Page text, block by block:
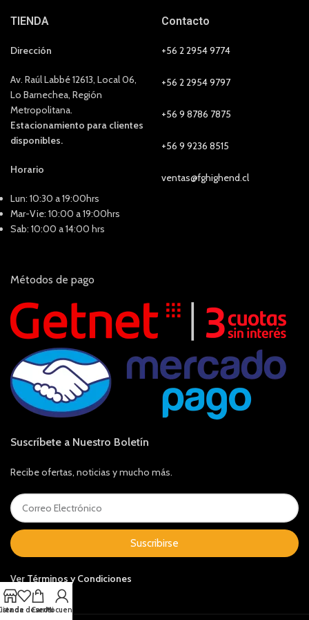
TIENDA
Dirección
Av. Raúl Labbé 12613, Local 06,
Lo Barnechea, Región
Metropolitana.
Estacionamiento para clientes
disponibles.
Horario
Lun: 10:30 a 19:00hrs
Mar-Vie: 10:00 a 19:00hrs
Sab: 10:00 a 14:00 hrs
Contacto
+56 2 2954 9774
+56 2 2954 9797
+56 9 8786 7875
+56 9 9236 8515
ventas@fghighend.cl
Métodos de pago
Suscríbete a Nuestro Boletín
Recibe ofertas, noticias y mucho más.
Suscribirse
Ver Términos y Condiciones
de deseos
CarritoMi cuenta